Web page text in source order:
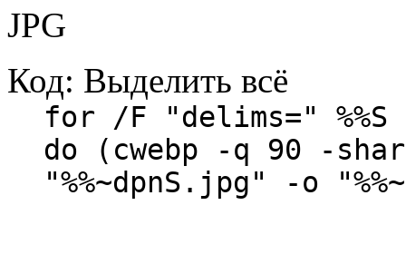
JPG
Код: Выделить всё
for /F "delims="
do (cwebp -q 90 -
"%%~dpnS.jpg" -o